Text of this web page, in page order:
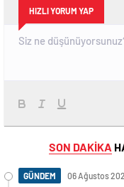
HIZLI YORUM YAP
SON DAKİKA
GÜNDEM 06 Ağustos